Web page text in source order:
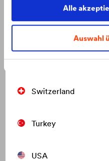
Alle
Auswahl
Slovakia
Switzerland
Switzerland
Turkey
USA
Moderne Architektur
„Eurovea City“ – ein